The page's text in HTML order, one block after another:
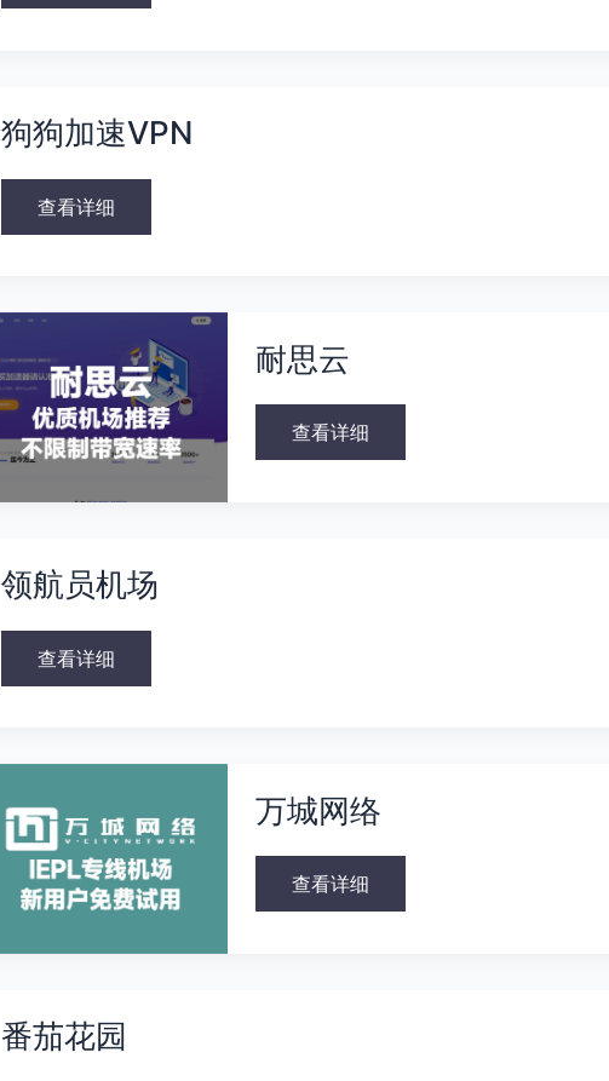
狗狗加速VPN
狗
加
速
查看详细
耐思云
思
云
查看详细
领航员机场
航
员
机
查看详细
万城网络
城
网
络
查看详细
番茄花园
茄
花
园